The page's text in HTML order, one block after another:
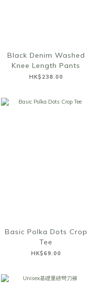
Black Denim Washed
Knee Length Pants
HK$238.00
Basic Polka Dots Crop
Tee
HK$69.00